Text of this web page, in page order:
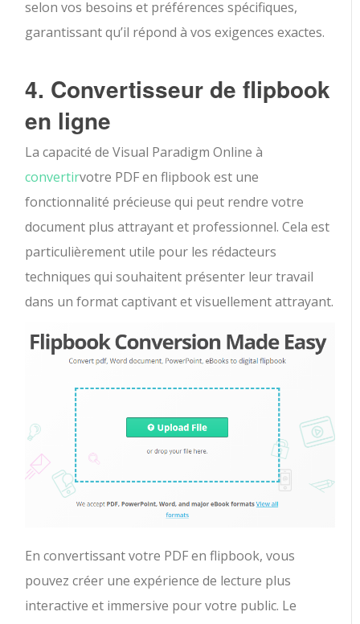
selon vos besoins et préférences spécifiques,
garantissant qu’il répond à vos exigences exactes.
4. Convertisseur de flipbook
en ligne
La capacité de Visual Paradigm Online à
convertirvotre PDF en flipbook est une
fonctionnalité précieuse qui peut rendre votre
document plus attrayant et professionnel. Cela est
particulièrement utile pour les rédacteurs
techniques qui souhaitent présenter leur travail
dans un format captivant et visuellement attrayant.
En convertissant votre PDF en flipbook, vous
pouvez créer une expérience de lecture plus
interactive et immersive pour votre public. Le